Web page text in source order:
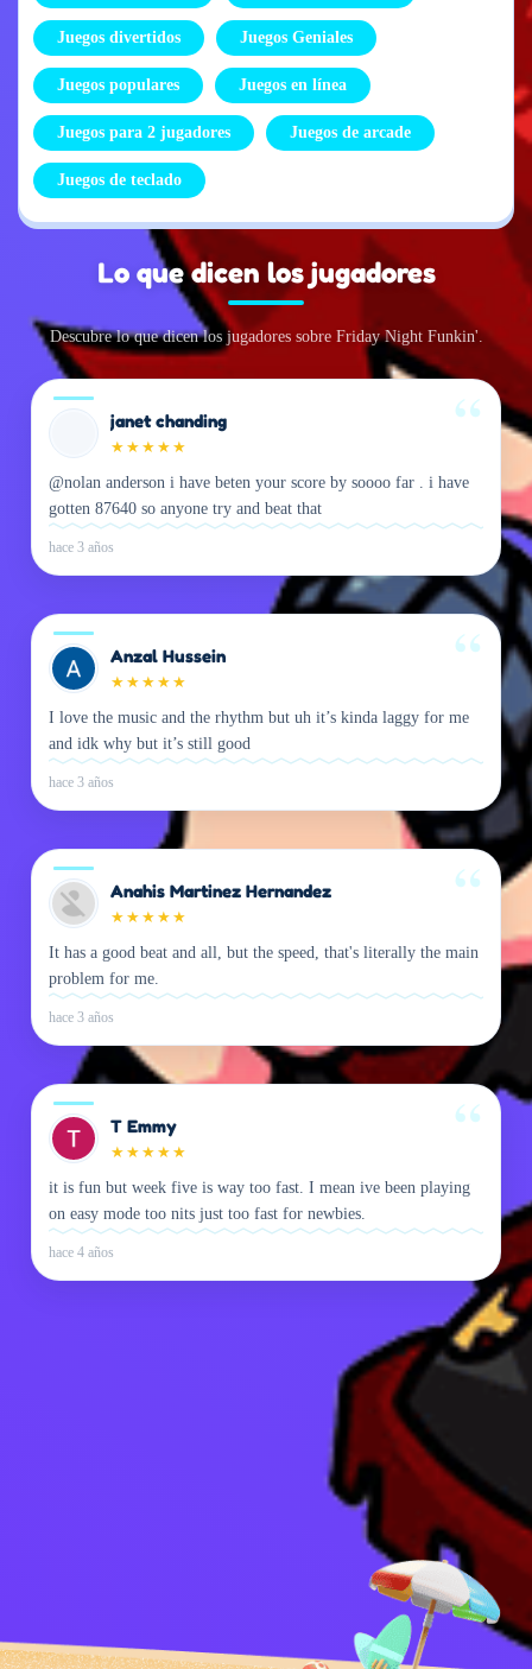
Juegos divertidos Juegos Geniales
Juegos populares Juegos en línea
Juegos para 2 jugadores Juegos de arcade
Juegos de teclado
Lo que dicen los jugadores
Descubre lo que dicen los jugadores sobre Friday Night Funkin'.
janet chanding
★ ★ ★ ★ ★
@nolan anderson i have beten your score by soooo far . i have
gotten 87640 so anyone try and beat that
hace 3 años
Anzal Hussein
★ ★ ★ ★ ★
I love the music and the rhythm but uh it’s kinda laggy for me
and idk why but it’s still good
hace 3 años
Anahis Martinez Hernandez
★ ★ ★ ★ ★
It has a good beat and all, but the speed, that's literally the main
problem for me.
hace 3 años
T Emmy
★ ★ ★ ★ ★
it is fun but week five is way too fast. I mean ive been playing
on easy mode too nits just too fast for newbies.
hace 4 años
Contáctame
español